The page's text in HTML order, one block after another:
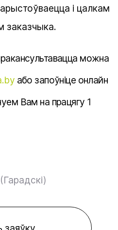
і цалкам
заказчыка.
можна
або запоўніце онлайн
Вам на працягу 1
(Гарадскі)